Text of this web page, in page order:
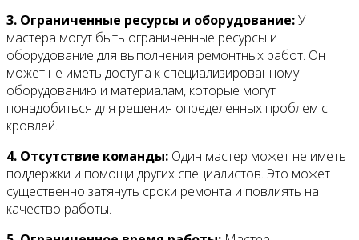
3. Ограниченные ресурсы и оборудование:У
мастера могут быть ограниченные ресурсы и
оборудование для выполнения ремонтных работ. Он
может не иметь доступа к специализированному
оборудованию и материалам, которые могут
понадобиться для решения определенных проблем с
кровлей.
4. Отсутствие команды: Один мастер может не иметь
поддержки и помощи других специалистов. Это может
существенно затянуть сроки ремонта и повлиять на
качество работы.